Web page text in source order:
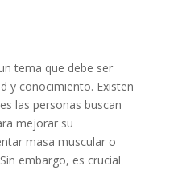
tema que debe ser
y conocimiento. Existen
las personas buscan
mejorar su
masa muscular o
embargo, es crucial